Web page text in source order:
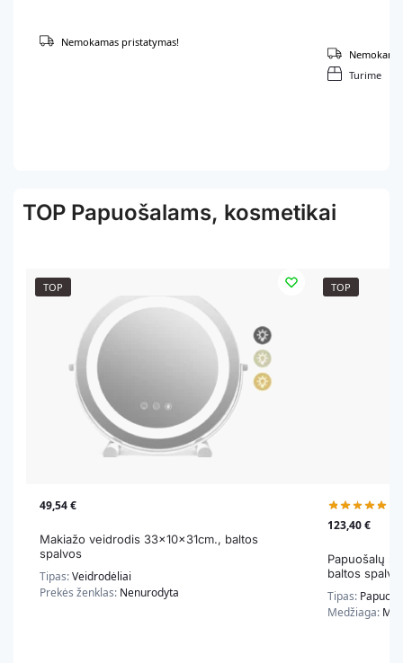
Nemokamas pristatymas!
Turime
TOP Papuošalams, kosmetikai
TOP
49,54€
Makiažo veidrodis 33x10x31cm., baltos
spalvos
Tipas:Veidrodėliai
Prekės ženklas: Nenurodyta
TOP
123,40€
Papuošalų
baltos
Tipas:
Medžiaga: